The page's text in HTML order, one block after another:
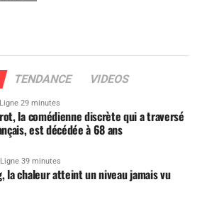
TENDANCE VIDEOS
29 minutes
la comédienne discrète qui a traversé
est décédée à 68 ans
Ligne 39 minutes
la chaleur atteint un niveau jamais vu